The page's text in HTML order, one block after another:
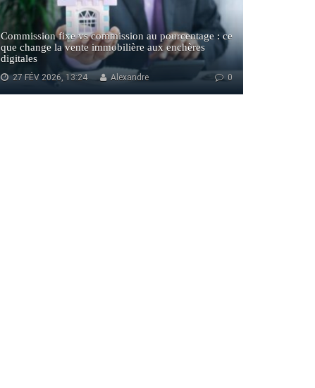
Commission fixe vs commission au pourcentage : ce
que change la vente immobilière aux enchères
digitales
27 FÉV 2026, 13:24 0
Alexandre